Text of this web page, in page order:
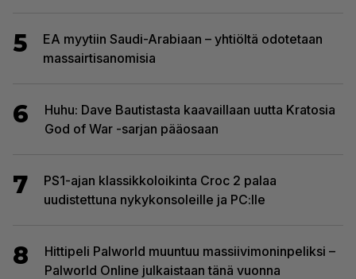
5
EA myytiin Saudi-Arabiaan – yhtiöltä odotetaan
massairtisanomisia
6
Huhu: Dave Bautistasta kaavaillaan uutta Kratosia
God of War -sarjan pääosaan
7
PS1-ajan klassikkoloikinta Croc 2 palaa
uudistettuna nykykonsoleille ja PC:lle
8
Hittipeli Palworld muuntuu massiivimoninpeliksi –
Palworld Online julkaistaan tänä vuonna